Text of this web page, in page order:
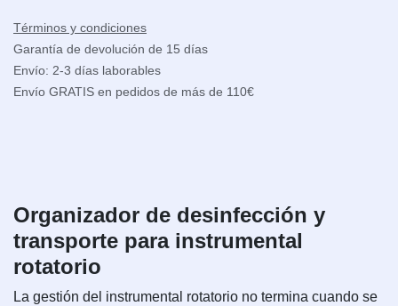
Términos y condiciones
Garantía de devolución de 15 días
Envío: 2-3 días laborables
Envío GRATIS en pedidos de más de 110€
Organizador de desinfección y
transporte para instrumental
rotatorio
La gestión del instrumental rotatorio no termina cuando se